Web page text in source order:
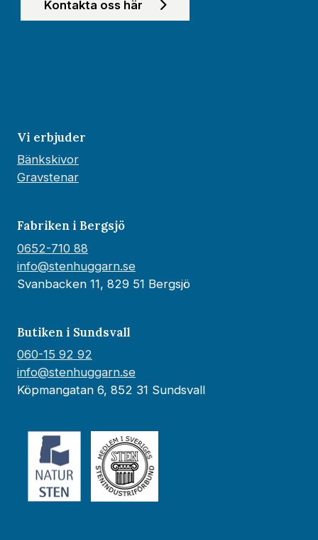
Kontakta oss här
Vi erbjuder
Bänkskivor
Gravstenar
Fabriken i Bergsjö
0652-710 88
info@stenhuggarn.se
Svanbacken 11, 829 51 Bergsjö
Butiken i Sundsvall
060-15 92 92
info@stenhuggarn.se
Köpmangatan 6, 852 31 Sundsvall